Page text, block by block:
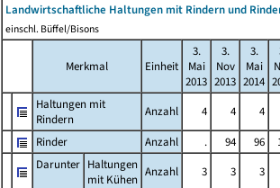
Landwirtschaftliche Haltungen mit Rindern und
einschl. Büffel/Bisons
Merkmal Einheit
3.
Mai
2013
3.
Nov
2013
3.
Mai
2014
Haltungen mit
Rindern
Anzahl 4 4 4
Rinder
Anzahl . 94 96
Darunter Haltungen
mit Kühen
Anzahl 3 3 3